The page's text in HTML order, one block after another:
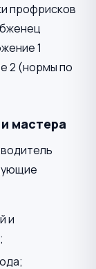
профрисков
1
2 (нормы по
мастера
и